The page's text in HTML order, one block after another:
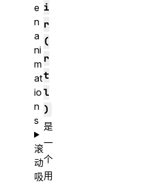
i
r
(
r
t
l
)
是
一
个
用
e
n
a
ni
m
at
io
n
s
滚
动
吸